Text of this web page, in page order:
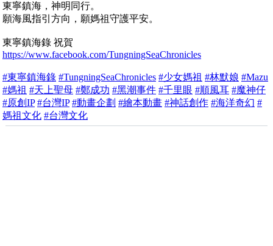
東寧鎮海，神明同行。
願海風指引方向，願媽祖守護平安。
東寧鎮海錄 祝賀
https://www.facebook.com/TungningSeaChronicles
#東寧鎮海錄 #TungningSeaChronicles #少女媽祖 #林默娘 #Mazu
#媽祖 #天上聖母 #鄭成功 #黑潮事件 #千里眼 #順風耳 #魔神仔
#原創IP #台灣IP #動畫企劃 #繪本動畫 #神話創作 #海洋奇幻 #
媽祖文化 #台灣文化